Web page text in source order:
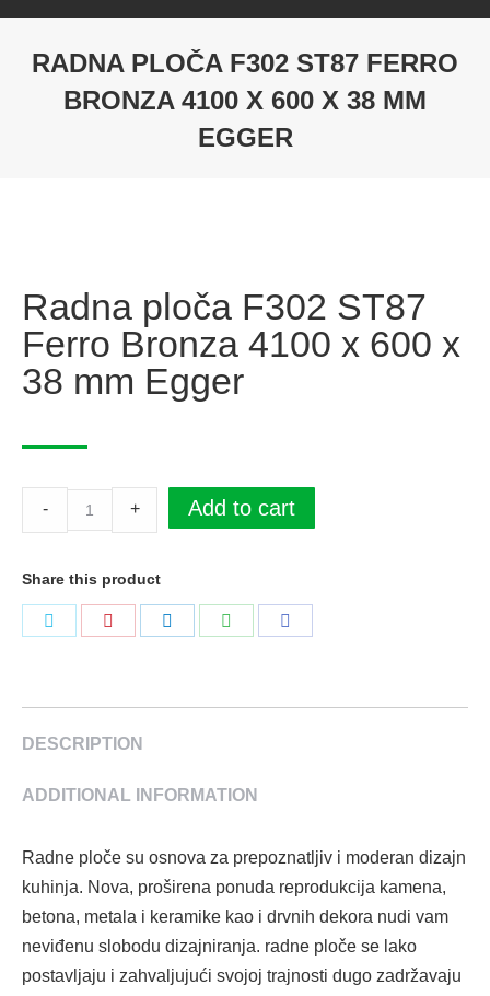
RADNA PLOČA F302 ST87 FERRO
BRONZA 4100 X 600 X 38 MM
EGGER
Radna ploča F302 ST87
Ferro Bronza 4100 x 600 x
38 mm Egger
ploča
ST87
Ferro
x
600
38
Egger
quantity
- + Add to cart
Share this product
DESCRIPTION
ADDITIONAL INFORMATION
Radne ploče su osnova za prepoznatljiv i moderan dizajn
kuhinja. Nova, proširena ponuda reprodukcija kamena,
betona, metala i keramike kao i drvnih dekora nudi vam
neviđenu slobodu dizajniranja. radne ploče se lako
postavljaju i zahvaljujući svojoj trajnosti dugo zadržavaju